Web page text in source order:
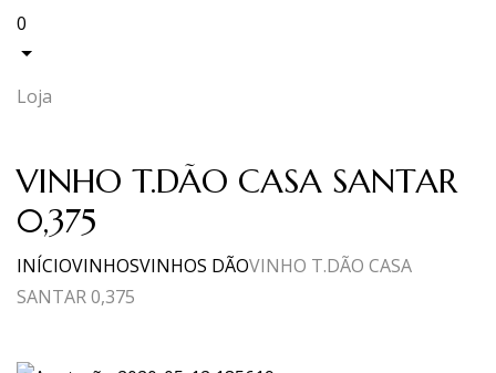
0
Loja
VINHO T.DÃO CASA SANTAR
0,375
INÍCIOVINHOSVINHOS DÃOVINHO T.DÃO CASA
SANTAR 0,375